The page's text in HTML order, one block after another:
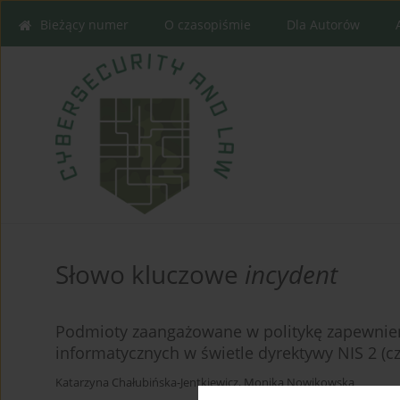
Bieżący numer O czasopiśmie Dla Autorów
Słowo kluczowe incydent
Podmioty zaangażowane w politykę
informatycznych w świetle dyrektywy NIS 2
Katarzyna Chałubińska-Jentkiewicz,Monika Nowikowska